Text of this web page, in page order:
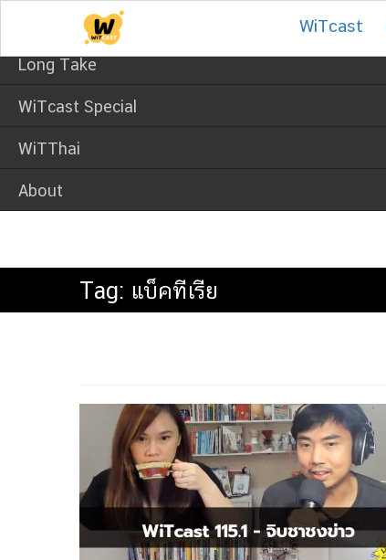
Long Take
WiTcast Special
WiTThai
About
WiTcast
Tag: แบ็คทีเรีย